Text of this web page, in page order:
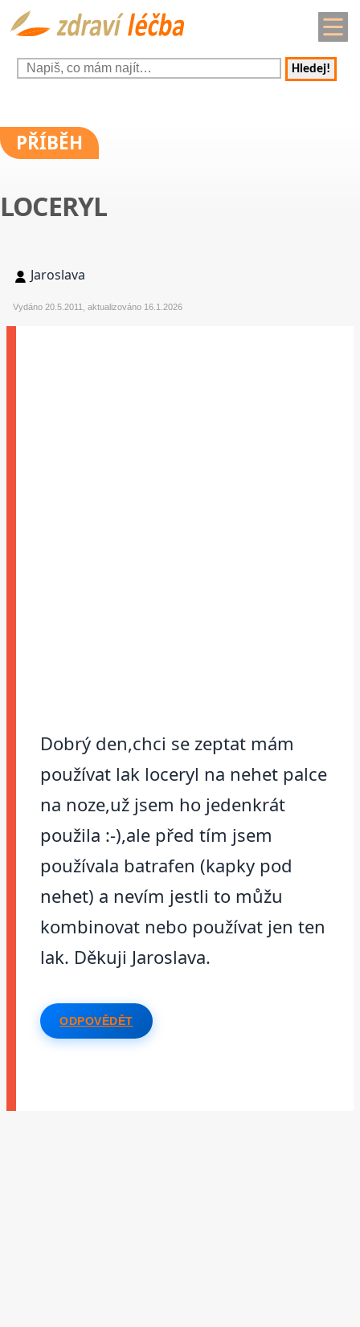
Hledej!
PŘÍBĚH
LOCERYL
Jaroslava
Vydáno 20.5.2011, aktualizováno 16.1.2026
Dobrý den,chci se zeptat mám
používat lak loceryl na nehet palce
na noze,už jsem ho jedenkrát
použila :-),ale před tím jsem
používala batrafen (kapky pod
nehet) a nevím jestli to můžu
kombinovat nebo používat jen ten
lak. Děkuji Jaroslava.
ODPOVĚDĚT